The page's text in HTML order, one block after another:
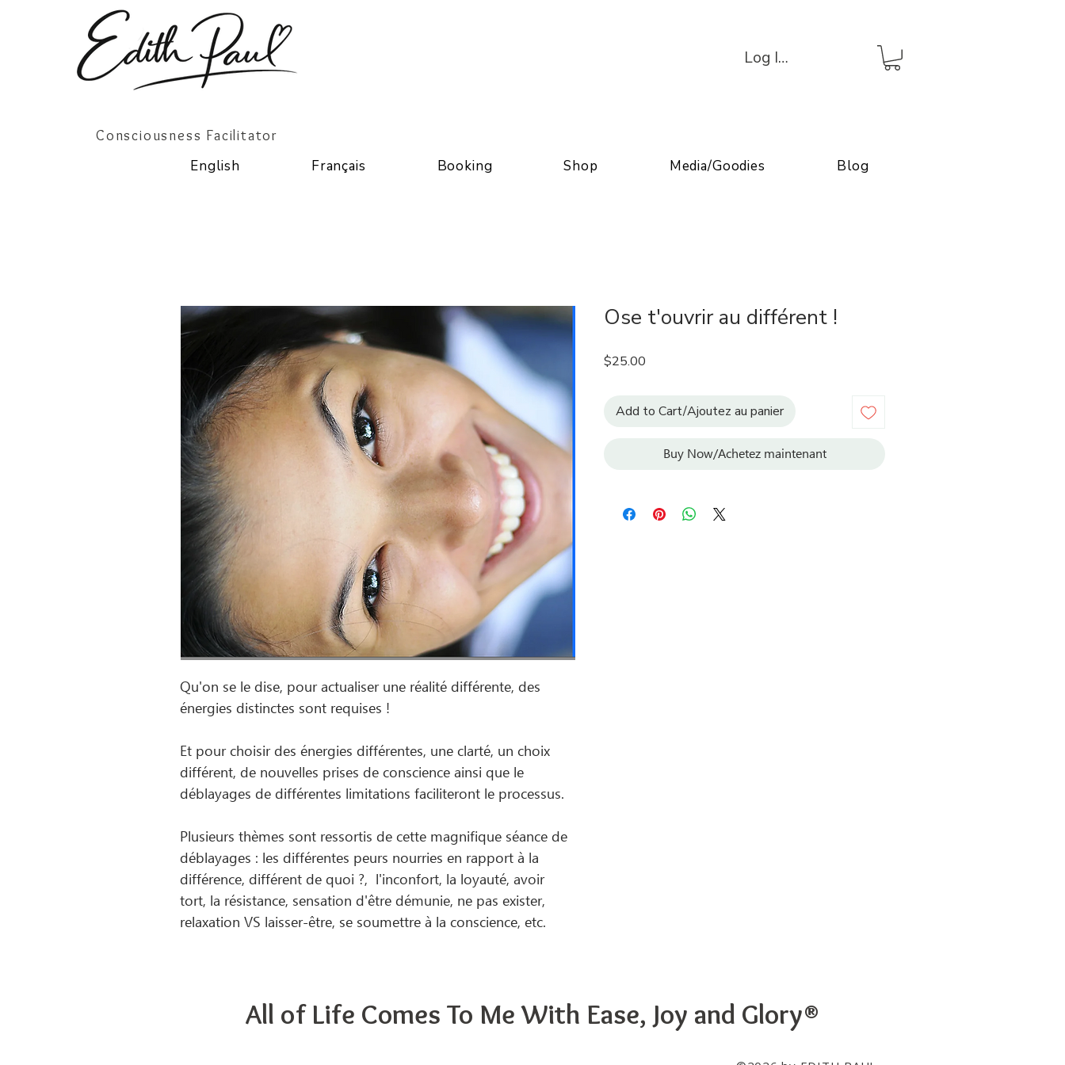
Log In/Connexion
Consciousness Facilitator
English Français Booking Shop Media/Goodies Blog
Qu'on se le dise, pour actualiser une réalité différente, des
énergies distinctes sont requises !
Et pour choisir des énergies différentes, une clarté, un choix
différent, de nouvelles prises de conscience ainsi que le
déblayages de différentes limitations faciliteront le processus.
Plusieurs thèmes sont ressortis de cette magnifique séance de
déblayages : les différentes peurs nourries en rapport à la
différence, différent de quoi ?, l'inconfort, la loyauté, avoir
tort, la résistance, sensation d'être démunie, ne pas exister,
relaxation VS laisser-être, se soumettre à la conscience, etc.
Ose t'ouvrir au différent !
$25.00
Add to Cart/Ajoutez au panier
Buy Now/Achetez maintenant
All of Life Comes To Me With Ease, Joy and Glory®